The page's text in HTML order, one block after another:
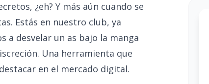
¿eh? Y más aún cuando se
Estás en nuestro club, ya
a desvelar un as bajo la manga
Una herramienta que
en el mercado digital.